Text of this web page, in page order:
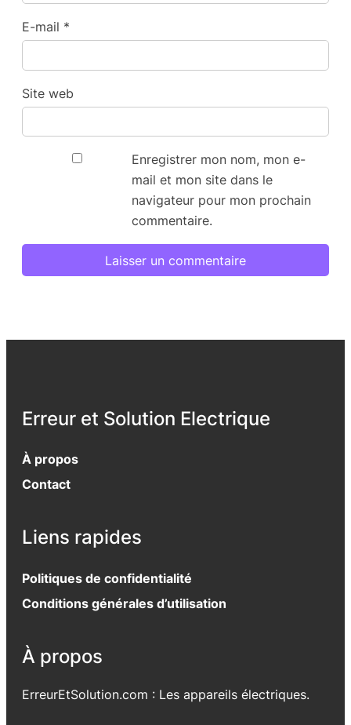
E-mail *
Site web
Enregistrer mon nom, mon e-
mail et mon site dans le
navigateur pour mon prochain
commentaire.
Erreur et Solution Electrique
À propos
Contact
Liens rapides
Politiques de confidentialité
Conditions générales d’utilisation
À propos
ErreurEtSolution.com : Les appareils électriques.